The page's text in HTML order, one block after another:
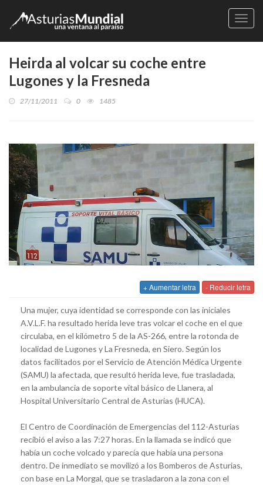
Heirda al volcar su coche entre
Lugones y la Fresneda
27/11/2011 0 1485
+ Aumentar letra - Reducir letra
Una mujer, cuya identidad se corresponde con las iniciales
A.V.L.F. ha resultado herida leve tras volcar el coche en el que
circulaba, en el kilómetro 5 de la AS-266, entre la rotonda de
localidad de Lugones y La Fresneda, en Siero. Según los
datos facilitados por el Servicio de Atención Médica Urgente
(SAMU) la afectada, que resultó herida leve, fue trasladada,
en la ambulancia de soporte vital básico de Llanera, al
Hospital Universitario Central de Asturias (HUCA).
El Centro de Coordinación de Emergencias del 112-Asturias
recibió el aviso a las 7:27 horas. En la llamada se indicó que
había un coche volcado y parecía que había una persona
dentro. De inmediato se movilizó a los Bomberos de Asturias,
con base en La Morgal, que se trasladaron a la zona con el